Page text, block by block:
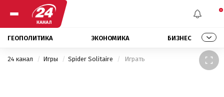
ГЕОПОЛИТИКА ЭКОНОМИКА БИЗНЕС
24 канал Игры Spider Solitaire Играть